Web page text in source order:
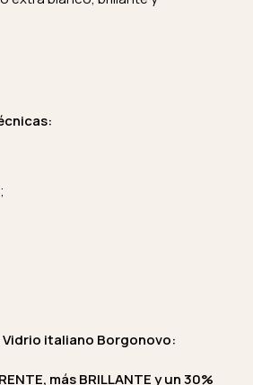
italiano Borgonovo:
más BRILLANTE y un 30%